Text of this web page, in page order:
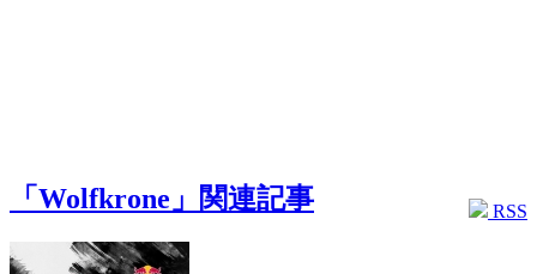
RSS
「Wolfkrone」関連記事